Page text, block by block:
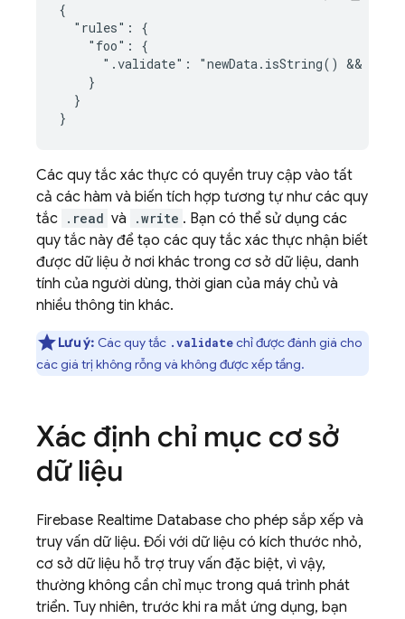
{
  "rules": {
    "foo": {
".validate": "newData.isString() &&
    }
  }
}
Các quy tắc xác thực có quyền truy cập vào tất
cả các hàm và biến tích hợp tương tự như các quy
tắc .read và .write . Bạn có thể sử dụng các
quy tắc này để tạo các quy tắc xác thực nhận biết
được dữ liệu ở nơi khác trong cơ sở dữ liệu, danh
tính của người dùng, thời gian của máy chủ và
nhiều thông tin khác.
Lưu ý: Các quy tắc .validatechỉ được đánh giá cho
các giá trị không rỗng và không được xếp tầng.
Xác định chỉ mục cơ sở
dữ liệu
Firebase Realtime Database cho phép sắp xếp và
truy vấn dữ liệu. Đối với dữ liệu có kích thước nhỏ,
cơ sở dữ liệu hỗ trợ truy vấn đặc biệt, vì vậy,
thường không cần chỉ mục trong quá trình phát
triển. Tuy nhiên, trước khi ra mắt ứng dụng, bạn